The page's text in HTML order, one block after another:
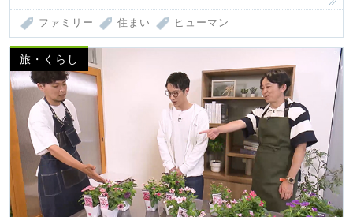
ファミリー 住まい ヒューマン
旅・くらし